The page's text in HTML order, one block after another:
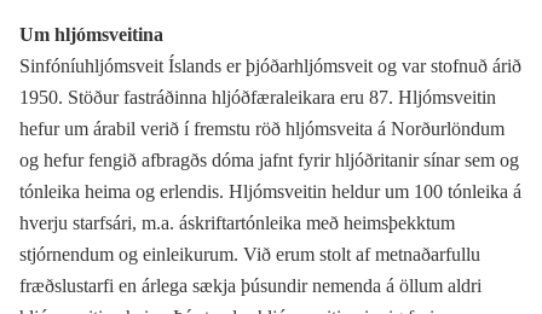
Um hljómsveitina
Sinfóníuhljómsveit Íslands er þjóðarhljómsveit og var stofnuð árið
1950. Stöður fastráðinna hljóðfæraleikara eru 87. Hljómsveitin
hefur um árabil verið í fremstu röð hljómsveita á Norðurlöndum
og hefur fengið afbragðs dóma jafnt fyrir hljóðritanir sínar sem og
tónleika heima og erlendis. Hljómsveitin heldur um 100 tónleika á
hverju starfsári, m.a. áskriftartónleika með heimsþekktum
stjórnendum og einleikurum. Við erum stolt af metnaðarfullu
fræðslustarfi en árlega sækja þúsundir nemenda á öllum aldri